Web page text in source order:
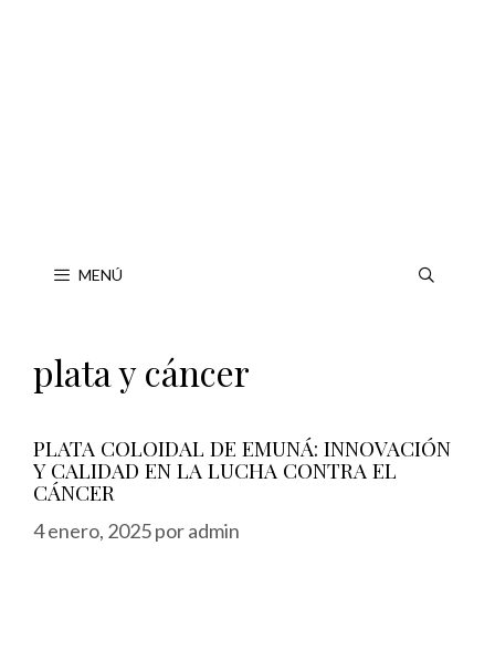
MENÚ
plata y cáncer
PLATA COLOIDAL DE EMUNÁ: INNOVACIÓN
Y CALIDAD EN LA LUCHA CONTRA EL
CÁNCER
4 enero, 2025poradmin